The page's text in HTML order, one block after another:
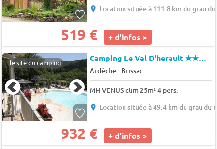
Location située à 111.8 km du grau
519 € + d'infos >
le site du camping Camping Le Val D'herault★★★★
Ardèche- Brissac
MH VENUS clim 25m² 4 pers.
Location située à 49.4 km du grau du
932 € + d'infos >